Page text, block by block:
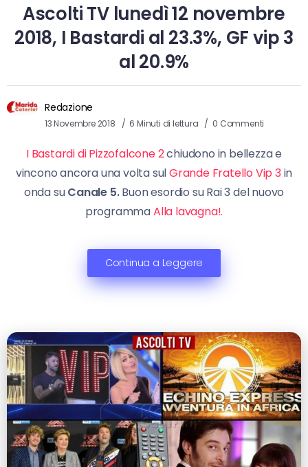
Ascolti TV lunedì 12 novembre
2018, I Bastardi al 23.3%, GF vip 3
al 20.9%
Redazione
13 Novembre 2018 6 Minuti di lettura 0 Commenti
I Bastardi di Pizzofalcone 2chiudono in bellezza e
vincono ancora una volta sulGrande Fratello Vip 3in
onda suCanale 5.Buon esordio su Rai 3 del nuovo
programmaAlla lavagna!.
Continua a Leggere